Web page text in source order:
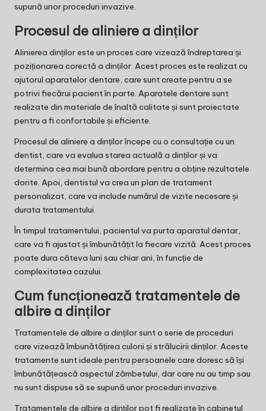
supună unor proceduri invazive.
Procesul de aliniere a dinților
Alinierea dinților este un proces care vizează îndreptarea și
poziționarea corectă a dinților. Acest proces este realizat cu
ajutorul aparatelor dentare, care sunt create pentru a se
potrivi fiecărui pacient în parte. Aparatele dentare sunt
realizate din materiale de înaltă calitate și sunt proiectate
pentru a fi confortabile și eficiente.
Procesul de aliniere a dinților începe cu o consultație cu un
dentist, care va evalua starea actuală a dinților și va
determina cea mai bună abordare pentru a obține rezultatele
dorite. Apoi, dentistul va crea un plan de tratament
personalizat, care va include numărul de vizite necesare și
durata tratamentului.
În timpul tratamentului, pacientul va purta aparatul dentar,
care va fi ajustat și îmbunătățit la fiecare vizită. Acest proces
poate dura câteva luni sau chiar ani, în funcție de
complexitatea cazului.
Cum funcționează tratamentele de
albire a dinților
Tratamentele de albire a dinților sunt o serie de proceduri
care vizează îmbunătățirea culorii și strălucirii dinților. Aceste
tratamente sunt ideale pentru persoanele care doresc să își
îmbunătățească aspectul zâmbetului, dar care nu au timp sau
nu sunt dispuse să se supună unor proceduri invazive.
Tratamentele de albire a dinților pot fi realizate în cabinetul